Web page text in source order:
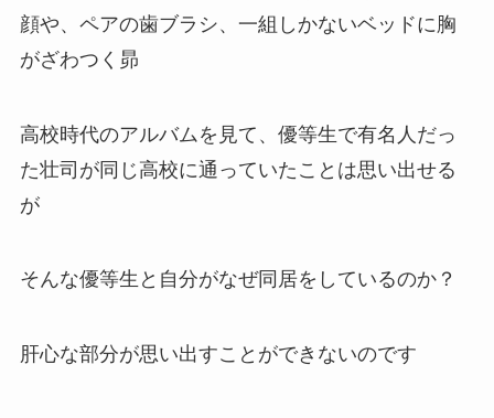
顔や、ペアの歯ブラシ、一組しかないベッドに胸
がざわつく昴
高校時代のアルバムを見て、優等生で有名人だっ
た壮司が同じ高校に通っていたことは思い出せる
が
そんな優等生と自分がなぜ同居をしているのか？
肝心な部分が思い出すことができないのです